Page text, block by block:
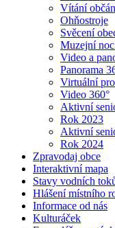
Vítání
Ohňostroje
Svěcení
Muzejní
Video a
Panorama
Virtuální
Video 360°
Aktivní
Rok 2023
Aktivní
Rok 2024
Zpravodaj obce
Interaktivní mapa
Stavy vodních
Hlášení místního
Informace od nás
Kulturáček